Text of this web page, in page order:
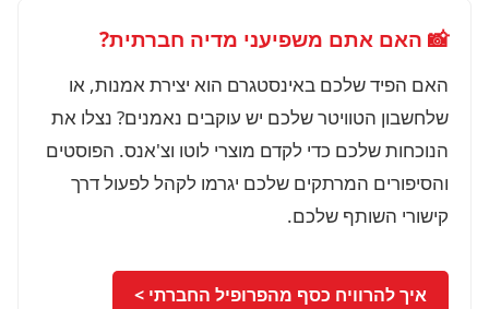
📸 האם אתם משפיעני מדיה חברתית?
האם הפיד שלכם באינסטגרם הוא יצירת אמנות, או
שלחשבון הטוויטר שלכם יש עוקבים נאמנים? נצלו את
הנוכחות שלכם כדי לקדם מוצרי לוטו וצ'אנס. הפוסטים
והסיפורים המרתקים שלכם יגרמו לקהל לפעול דרך
קישורי השותף שלכם.
איך להרוויח כסף מהפרופיל החברתי >